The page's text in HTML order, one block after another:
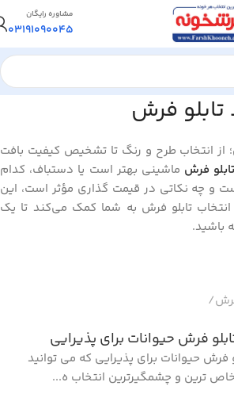
مشاوره رایگان
03191090045
تابلو فرش
؛ از انتخاب طرح و رنگ تا تشخیص کیفیت بافت
تابلو فرش ماشینی بهتر است یا دستباف، کدام
و چه نکاتی در قیمت‌ گذاری مؤثر است، این
انتخاب تابلو فرش به شما کمک می‌کند تا یک
باشید.
فرش حیوانات برای پذیرایی که می توانید
ترین و چشمگیرترین انتخاب‌ ه...